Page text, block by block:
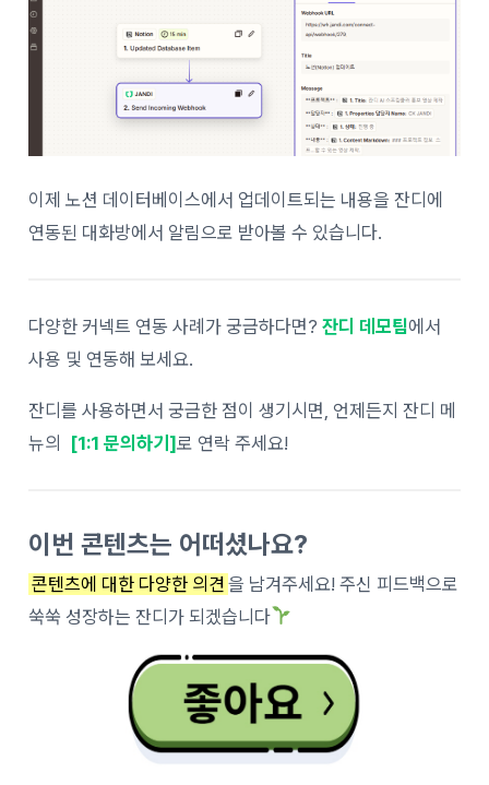
이제 노션 데이터베이스에서 업데이트되는 내용을 잔디에
연동된 대화방에서 알림으로 받아볼 수 있습니다.
다양한 커넥트 연동 사례가 궁금하다면?잔디 데모팀에서
사용 및 연동해 보세요.
잔디를 사용하면서 궁금한 점이 생기시면, 언제든지 잔디 메
뉴의 [1:1 문의하기]로 연락 주세요!
이번 콘텐츠는 어떠셨나요?
콘텐츠에 대한 다양한 의견 을 남겨주세요! 주신 피드백으로
쑥쑥 성장하는 잔디가 되겠습니다